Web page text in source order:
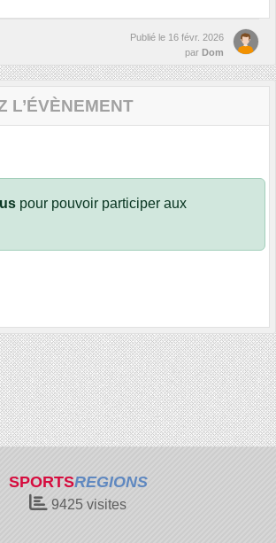
Publié le 16 févr. 2026
par Dom
L’ÉVÈNEMENT
pour pouvoir participer aux
SPORTSREGIONS
9425 visites